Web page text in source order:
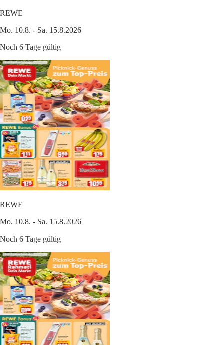
REWE
Mo. 10.8. - Sa. 15.8.2026
Noch 6 Tage gültig
REWE
Mo. 10.8. - Sa. 15.8.2026
Noch 6 Tage gültig